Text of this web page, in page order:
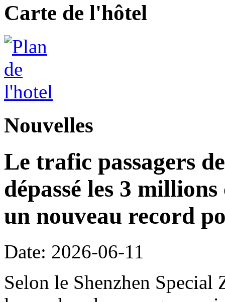
Carte de l'hôtel
Nouvelles
Le trafic passagers
dépassé les 3
un nouveau record
Date: 2026-06-11
Selon le Shenzhen